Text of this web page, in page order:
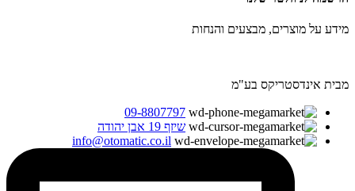
מידע על מוצרים, מבצעים והנחות
מבית אינדסטריקס בע"מ
09-8807797
שיזף 19 אבן יהודה
info@otomatic.co.il